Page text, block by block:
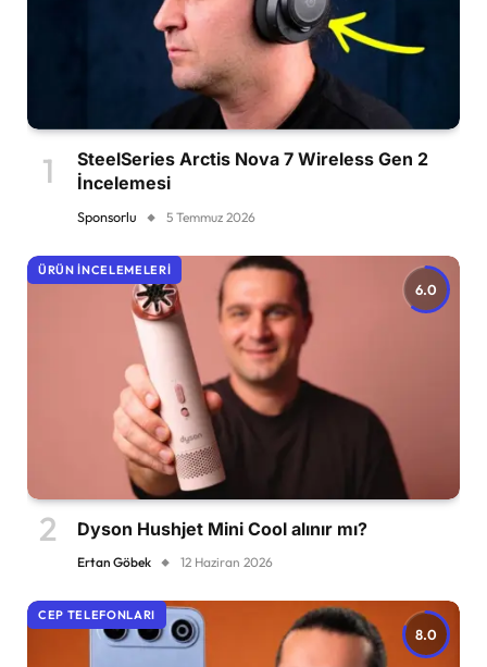
SteelSeries Arctis Nova 7 Wireless Gen 2
İncelemesi
Sponsorlu 5 Temmuz 2026
6.0
ÜRÜN İNCELEMELERI
Dyson Hushjet Mini Cool alınır mı?
Ertan Göbek 12 Haziran 2026
8.0
CEP TELEFONLARI